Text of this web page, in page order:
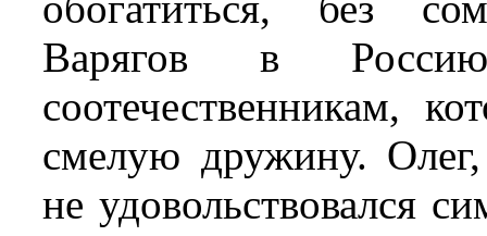
Варягов в
соотечественникам,
смелую дружину.
не удовольствовался